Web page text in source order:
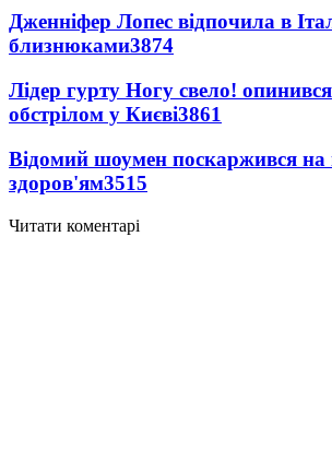
Дженніфер Лопес відпочила в
близнюками3874
Лідер гурту Ногу свело!
обстрілом у Києві3861
Відомий шоумен поскаржився на
здоров'ям3515
Читати коментарі